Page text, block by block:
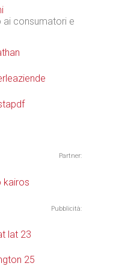
consumatori e
Partner:
Pubblicità: